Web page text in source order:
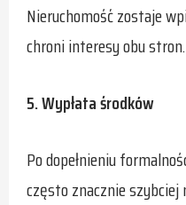
Nieruchomość zostaje
chroni interesy obu stron.
5. Wypłata środków
Po dopełnieniu
często znacznie szybciej